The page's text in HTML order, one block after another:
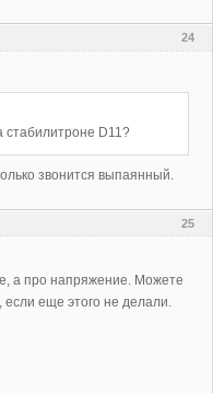
24
стабилитроне D11?
звонится выпаянный.
25
а про напряжение. Можете
если еще этого не делали.